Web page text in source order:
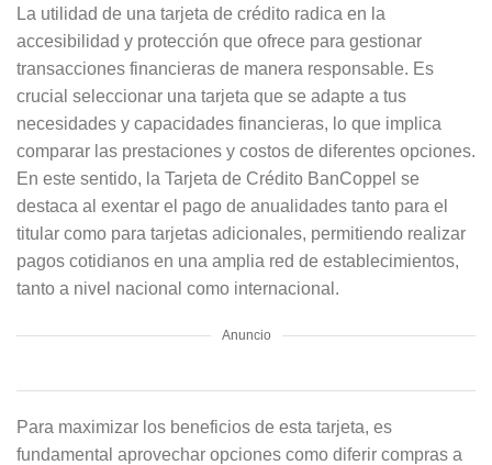
La utilidad de una tarjeta de crédito radica en la
accesibilidad y protección que ofrece para gestionar
transacciones financieras de manera responsable. Es
crucial seleccionar una tarjeta que se adapte a tus
necesidades y capacidades financieras, lo que implica
comparar las prestaciones y costos de diferentes opciones.
En este sentido, la Tarjeta de Crédito BanCoppel se
destaca al exentar el pago de anualidades tanto para el
titular como para tarjetas adicionales, permitiendo realizar
pagos cotidianos en una amplia red de establecimientos,
tanto a nivel nacional como internacional.
Anuncio
Para maximizar los beneficios de esta tarjeta, es
fundamental aprovechar opciones como diferir compras a